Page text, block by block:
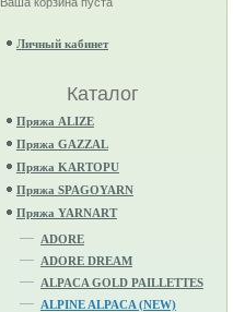
Личный кабинет
Каталог
Пряжа ALIZE
Пряжа GAZZAL
Пряжа KARTOPU
Пряжа SPAGOYARN
Пряжа YARNART
ADORE
ADORE DREAM
ALPACA GOLD PAILLETTES
ALPINE ALPACA (NEW)